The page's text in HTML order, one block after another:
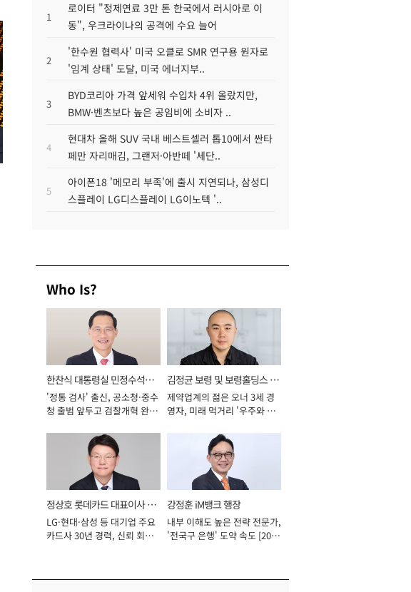
1
로이터 "정제연료 3만 톤 한국에서 러시아로 이
동", 우크라이나의 공격에 수요 늘어
2
'한수원 협력사' 미국 오클로 SMR 연구용 원자로
'임계 상태' 도달, 미국 에너지부..
3
BYD코리아 가격 앞세워 수입차 4위 올랐지만,
BMW·벤츠보다 높은 공임비에 소비자 ..
4
현대차 올해 SUV 국내 베스트셀러 톱10에서 싼타
페만 자리매김, 그랜저·아반떼 '세단..
5
아이폰18 '메모리 부족'에 출시 지연되나, 삼성디
스플레이 LG디스플레이 LG이노텍 '..
Who Is?
한찬식 대통령실 민정수석비
서관
'정통 검사' 출신, 공소청·중수
청 출범 앞두고 검찰개혁 완수
김정균 보령 및 보령홀딩스 대
표이사 사장
제약업계의 젊은 오너 3세 경
영자, 미래 먹거리 '우주와 헬
정상호 롯데카드 대표이사 사
장
LG·현대·삼성 등 대기업 주요
카드사 30년 경력, 신뢰 회복
강정훈 iM뱅크 행장
내부 이해도 높은 전략 전문가,
'전국구 은행' 도약 속도 [2026